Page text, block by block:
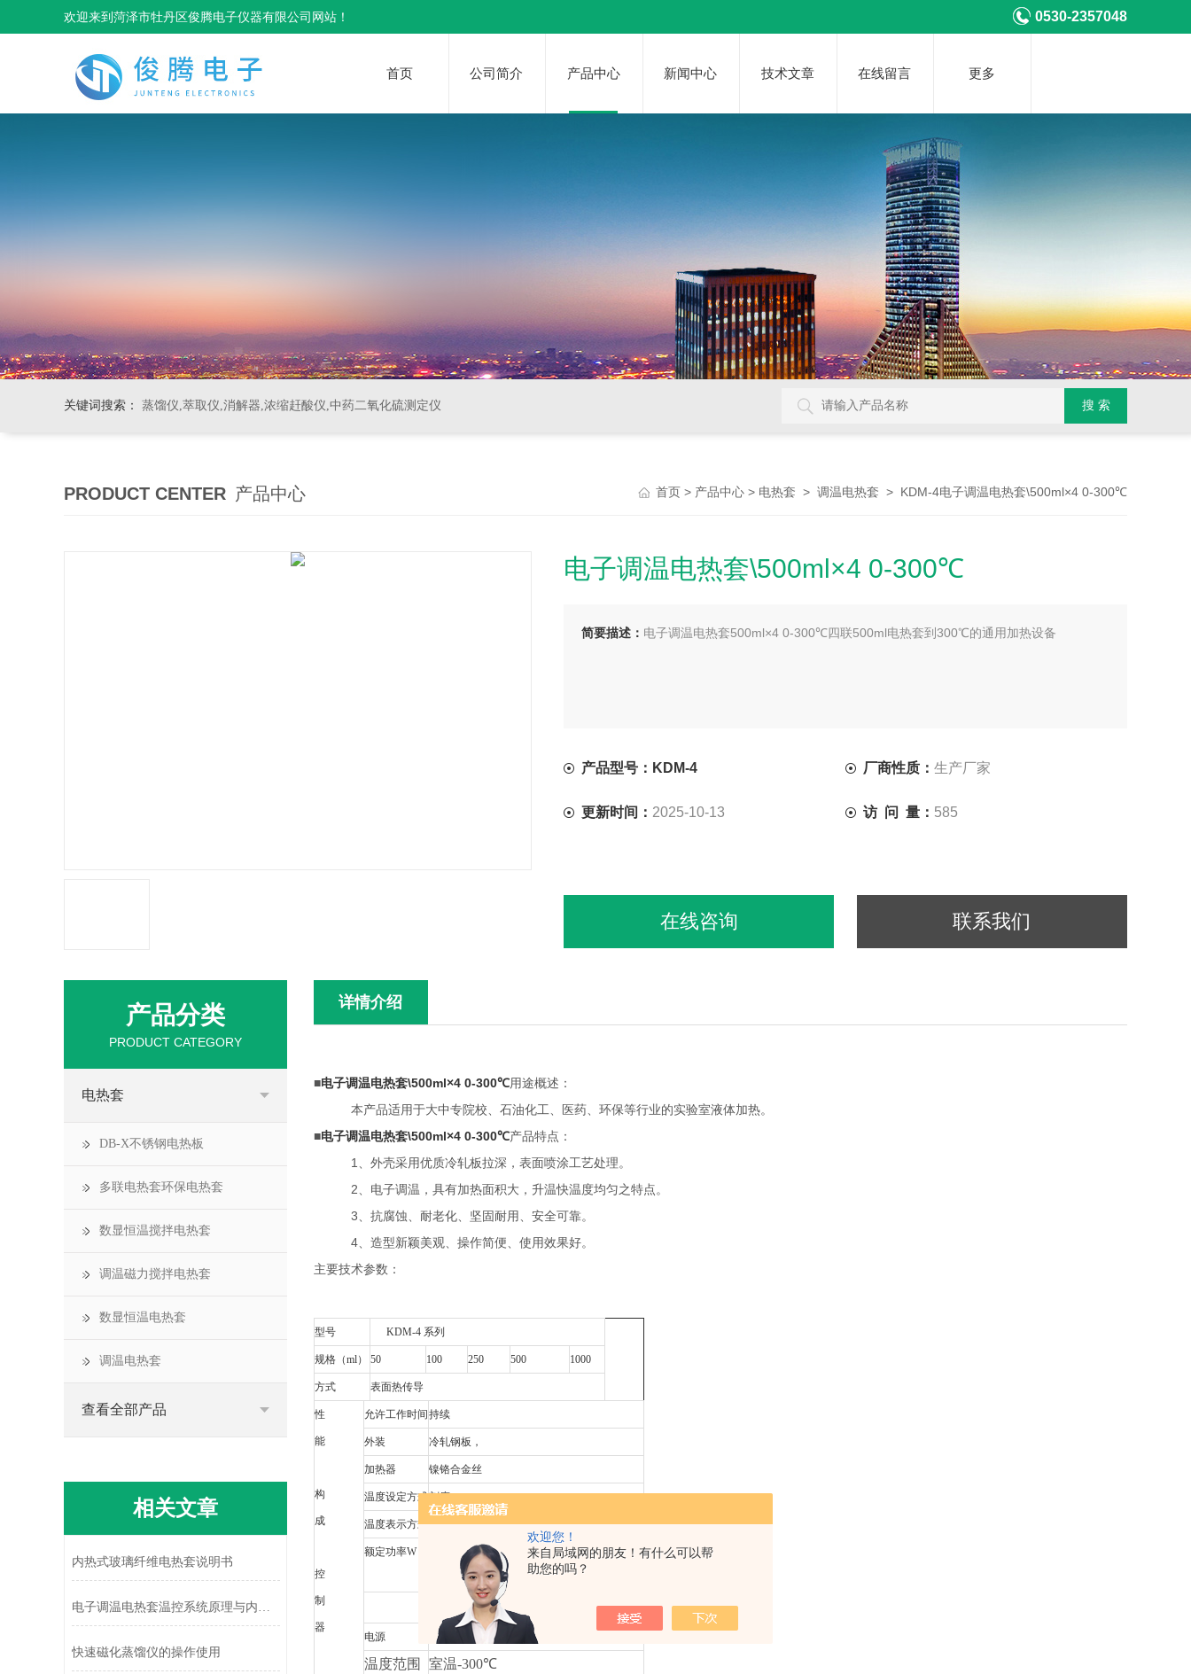
欢迎您！
来自局域网的朋友！有什么可以帮
助您的吗？
欢迎来到菏泽市牡丹区俊腾电子仪器有限公司网站！ 0530-2357048
首页 公司简介 产品中心 新闻中心 技术文章 在线留言 更多
关键词搜索： 蒸馏仪,萃取仪,消解器,浓缩赶酸仪,中药二氧化硫测定仪
PRODUCT CENTER 产品中心 首页 > 产品中心 > 电热套 > 调温电热套 > KDM-4电子调温电热套\500ml×4 0-300℃
电子调温电热套\500ml×4 0-300℃
简要描述： 电子调温电热套500ml×4 0-300℃四联500ml电热套到300℃的通用加热设备
产品型号：KDM-4 厂商性质： 生产厂家
更新时间： 2025-10-13 访 问 量： 585
在线咨询 联系我们
详情介绍
■电子调温电热套\500ml×4 0-300℃用途概述：
本产品适用于大中专院校、石油化工、医药、环保等行业的实验室液体加热。
■电子调温电热套\500ml×4 0-300℃产品特点：
1、外壳采用优质冷轧板拉深，表面喷涂工艺处理。
2、电子调温，具有加热面积大，升温快温度均匀之特点。
3、抗腐蚀、耐老化、坚固耐用、安全可靠。
4、造型新颖美观、操作简便、使用效果好。
主要技术参数：
型号 KDM-4 系列
规格（ml） 50 100 250 500 1000
方式 表面热传导
性
能
构
成
控
制
器
允许工作时间 持续
外装 冷轧钢板，
加热器 镍铬合金丝
温度设定方式刻度
温度表示方式刻度
额定功率W 100×4200W×4 300W×4350 × 4
电源
220V
温度范围
室温-300℃
产品分类
PRODUCT CATEGORY
电热套
DB-X不锈钢电热板
多联电热套环保电热套
数显恒温搅拌电热套
调温磁力搅拌电热套
数显恒温电热套
调温电热套
查看全部产品
相关文章
内热式玻璃纤维电热套说明书
电子调温电热套温控系统原理与内部结构拆解
快速磁化蒸馏仪的操作使用